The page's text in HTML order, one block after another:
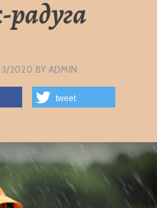
радуга
2020 BY ADMIN
tweet